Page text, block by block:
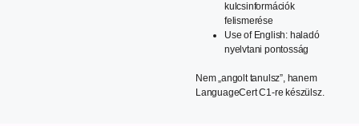
kulcsinformációk
felismerése
Use of English: haladó
nyelvtani pontosság
Nem „angolt tanulsz”, hanem
LanguageCert C1-re készülsz.